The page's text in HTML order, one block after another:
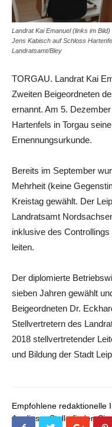
Landrat Kai Emanuel (links im
Jens Kabisch auf Schloss
Landratsamt/Bley
TORGAU. Landrat Kai
Zweiten Beigeordneten
ernannt. Am 5.
Hartenfels in Torgau
Ernennungsurkunde.
Bereits im September
Mehrheit (keine
Kreistag gewählt. Der
Landratsamt
inklusive des
leiten.
Der diplomierte
sieben Jahren gewählt
Beigeordneten Dr.
Stellvertretern des
2018 stellvertretender
und Bildung der Stadt
Empfohlene redaktionelle
An dieser Stelle finden